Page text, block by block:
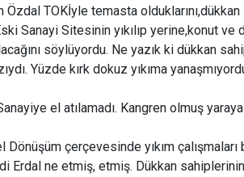
Özdal TOKİyle temasta
Sanayi Sitesinin yıkılıp yerine,konut ve
söylüyordu. Ne yazık ki dükkan
Yüzde kırk dokuz yıkıma
el atılamadı. Kangren olmuş
çerçevesinde yıkım çalışmaları
Erdal ne etmiş, etmiş. Dükkan sahiplerinin